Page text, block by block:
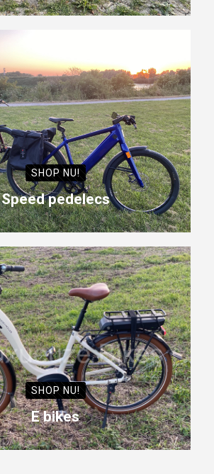
SHOP NU!
Speed pedelecs
SHOP NU!
E bikes